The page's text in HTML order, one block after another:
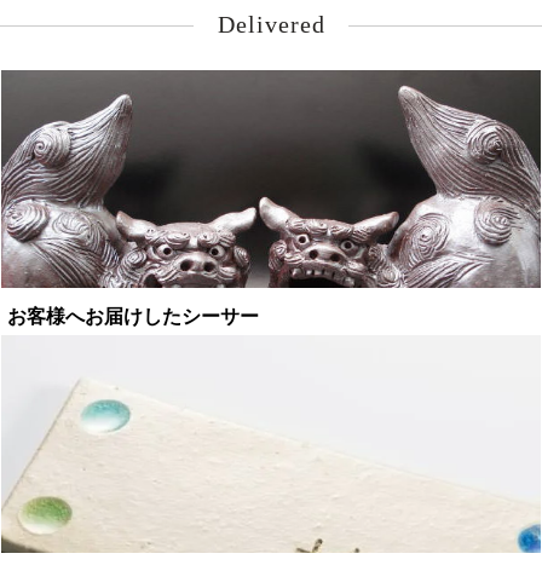
Delivered
お客様へお届けしたシーサー